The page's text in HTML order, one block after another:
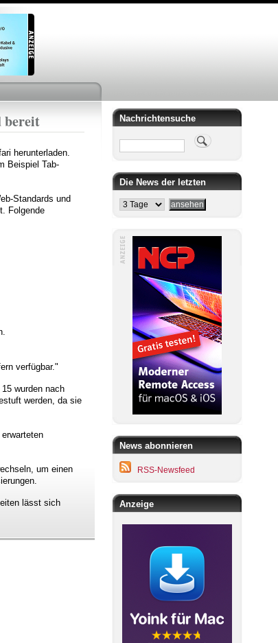
bereit
herunterladen.
Beispiel Tab-
Standards und
Folgende
verfügbar."
wurden nach
werden, da sie
um einen
lässt sich
Nachrichtensuche
Suche
Die News der letzten
News abonnieren
RSS-Newsfeed
Anzeige